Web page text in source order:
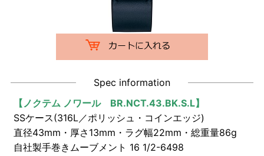
Spec information
【ノクテム ノワール BR.NCT.43.BK.S.L】
SSケース(316L／ポリッシュ・コインエッジ)
直径43mm・厚さ13mm・ラグ幅22mm・総重量86g
自社製手巻きムーブメント 16 1/2-6498